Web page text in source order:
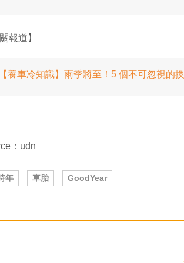
報道】
【養車冷知識】雨季將至！5 個不可忽視的
：udn
年 車胎 GoodYear